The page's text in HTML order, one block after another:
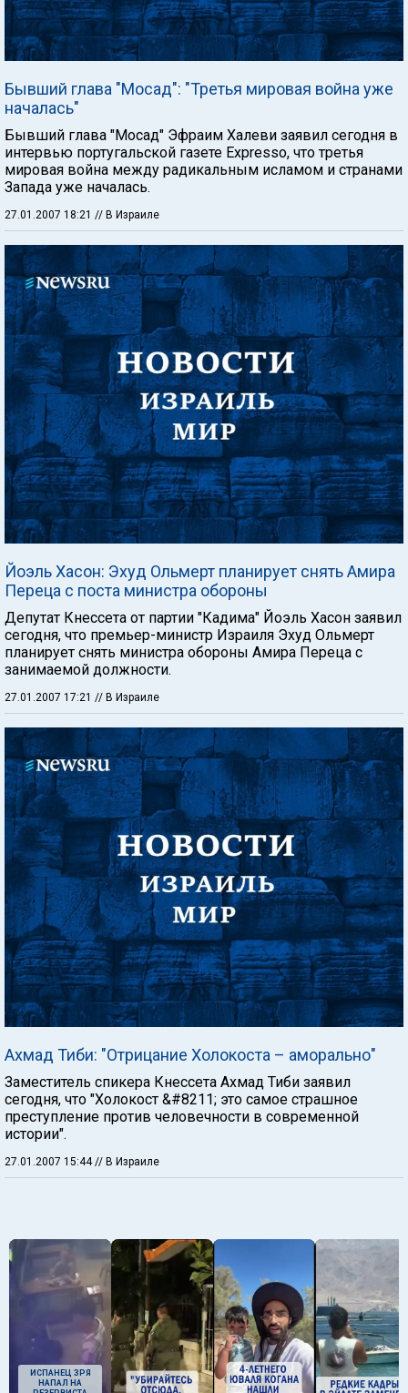
Бывший глава "Мосад": "Третья мировая война уже
началась"
Бывший глава "Мосад" Эфраим Халеви заявил сегодня в
интервью португальской газете Expresso, что третья
мировая война между радикальным исламом и странами
Запада уже началась.
27.01.2007 18:21 // В Израиле
Йоэль Хасон: Эхуд Ольмерт планирует снять Амира
Переца с поста министра обороны
Депутат Кнессета от партии "Кадима" Йоэль Хасон заявил
сегодня, что премьер-министр Израиля Эхуд Ольмерт
планирует снять министра обороны Амира Переца с
занимаемой должности.
27.01.2007 17:21 // В Израиле
Ахмад Тиби: "Отрицание Холокоста – аморально"
Заместитель спикера Кнессета Ахмад Тиби заявил
сегодня, что "Холокост &#8211; это самое страшное
преступление против человечности в современной
истории".
27.01.2007 15:44 // В Израиле
ИСПАНЕЦ ЗРЯ
НАПАЛ НА